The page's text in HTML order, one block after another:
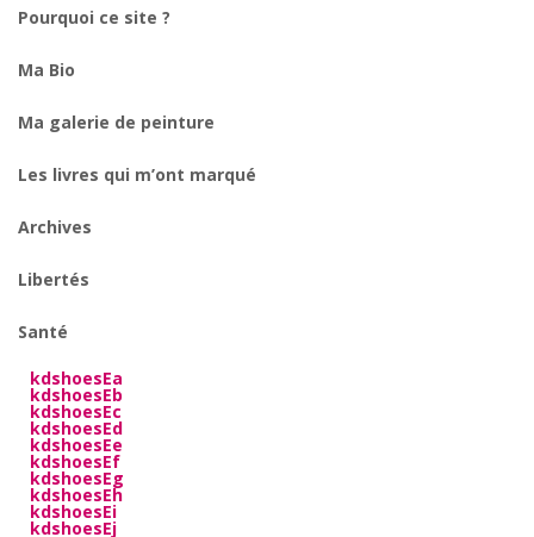
Pourquoi ce site ?
Ma Bio
Ma galerie de peinture
Les livres qui m’ont marqué
Archives
Libertés
Santé
kdshoesEa
kdshoesEb
kdshoesEc
kdshoesEd
kdshoesEe
kdshoesEf
kdshoesEg
kdshoesEh
kdshoesEi
kdshoesEj